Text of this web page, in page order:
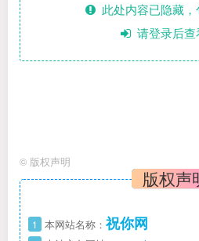
此处内容已隐藏，
请登录后查
© 版权声明
版权声
1 本网站名称： 祝你网